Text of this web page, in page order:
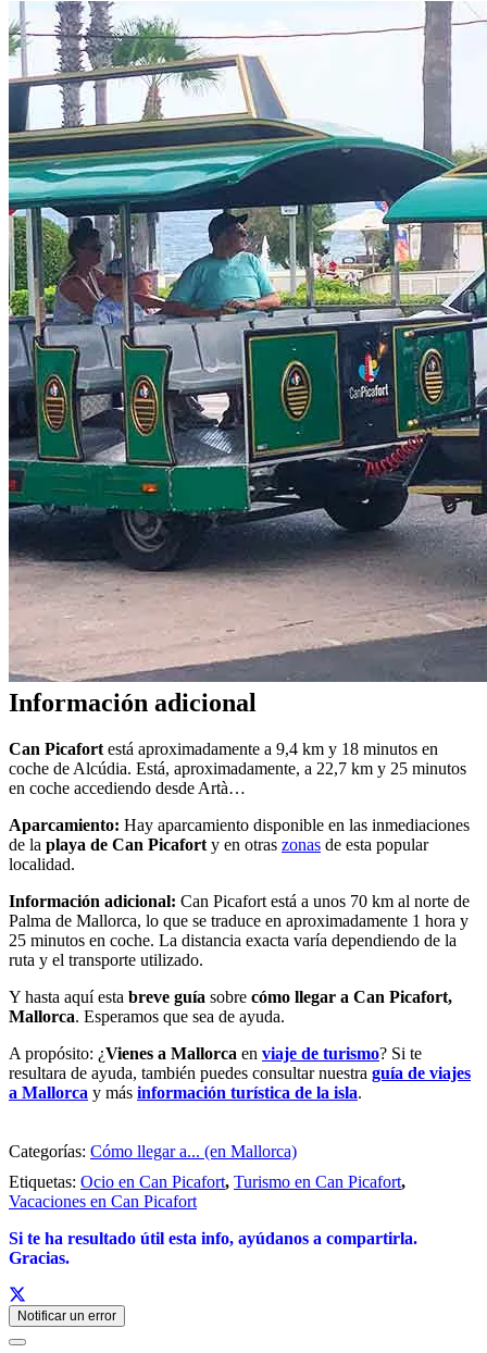
Información adicional
Can Picafort está aproximadamente a 9,4 km y 18 minutos en
coche de Alcúdia. Está, aproximadamente, a 22,7 km y 25 minutos
en coche accediendo desde Artà…
Aparcamiento: Hay aparcamiento disponible en las inmediaciones
de la playa de Can Picafort y en otras zonas de esta popular
localidad.
Información adicional: Can Picafort está a unos 70 km al norte de
Palma de Mallorca, lo que se traduce en aproximadamente 1 hora y
25 minutos en coche. La distancia exacta varía dependiendo de la
ruta y el transporte utilizado.
Y hasta aquí esta breve guía sobre cómo llegar a Can Picafort,
Mallorca. Esperamos que sea de ayuda.
A propósito: ¿Vienes a Mallorca en viaje de turismo? Si te
resultara de ayuda, también puedes consultar nuestra guía de viajes
a Mallorca y más información turística de la isla.
Categorías: Cómo llegar a... (en Mallorca)
Etiquetas: Ocio en Can Picafort, Turismo en Can Picafort,
Vacaciones en Can Picafort
Si te ha resultado útil esta info, ayúdanos a compartirla.
Gracias.
Notificar un error